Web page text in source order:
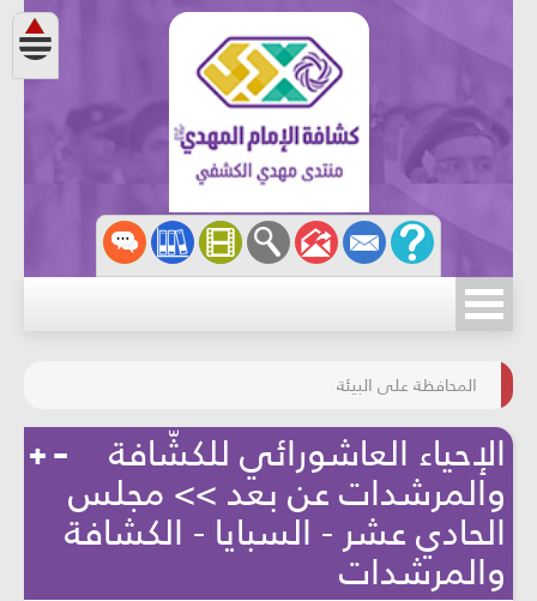
مسابقة الركب الحسينيّ
المحافظة على البيئة
الإحياء العاشورائي للكشّافة
والمرشدات عن بعد >> مجلس
الحادي عشر - السبايا - الكشافة
والمرشدات